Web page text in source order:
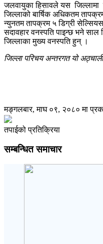
जलवायुका हिसावले यस
जिल्लाको बार्षिक अधिकतम
न्युनतम तापक्रम ५ डिग्री
सदावहार वनस्पति पाइन्छ भने
जिल्लाका मुख्य वनस्पति हुन् ।
जिल्ला परिचय अन्तरगत यो
मङ्गलबार, माघ ०९, २०८० मा
तपाईको प्रतिक्रिया
सम्बन्धित समाचार